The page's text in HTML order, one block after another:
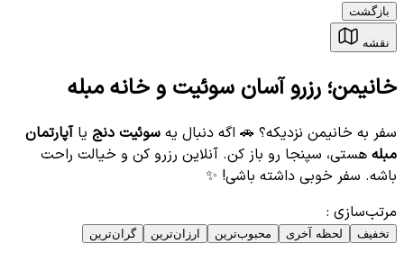
بازگشت
نقشه
خانیمن؛ رزرو آسان سوئیت و خانه مبله
سفر به خانیمن نزدیکه؟ 🚗 اگه دنبال یه سوئیت دنج یاآپارتمان
مبله هستی، سپنجا رو باز کن. آنلاین رزرو کن و خیالت راحت
باشه. سفر خوبی داشته باشی! ✨
مرتب‌سازی :
تخفیف لحظه آخری محبوب‌ترین ارزان‌ترین گران‌ترین